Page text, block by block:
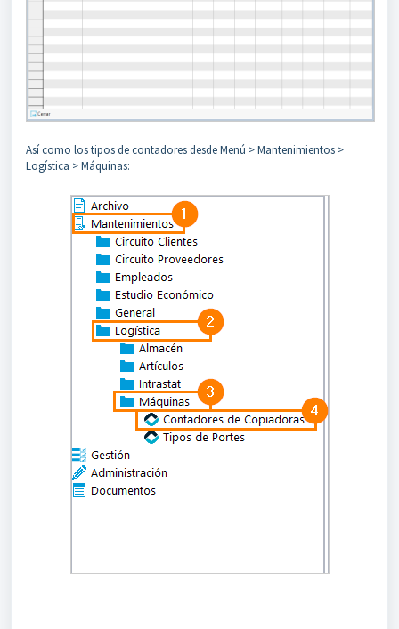
Así como los tipos de contadores desde Menú > Mantenimientos >
Logística > Máquinas: